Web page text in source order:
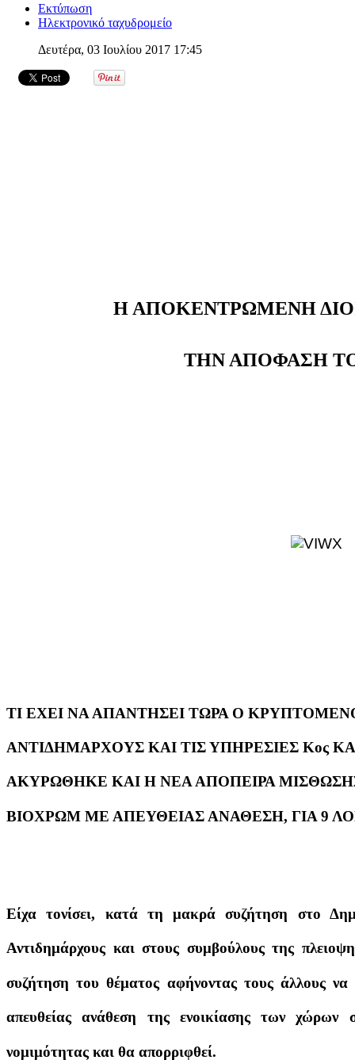
Εκτύπωση
Ηλεκτρονικό ταχυδρομείο
Δευτέρα, 03 Ιουλίου 2017 17:45
Η ΑΠΟΚΕΝΤΡΩΜΕΝΗ
ΤΗΝ ΑΠΟΦΑΣΗ
ΤΙ ΕΧΕΙ ΝΑ ΑΠΑΝΤΗΣΕΙ ΤΩΡΑ Ο
ΑΝΤΙΔΗΜΑΡΧΟΥΣ ΚΑΙ ΤΙΣ ΥΠΗΡΕΣΙΕΣ Κος
ΑΚΥΡΩΘΗΚΕ ΚΑΙ Η ΝΕΑ ΑΠΟΠΕΙΡΑ
ΒΙΟΧΡΩΜ ΜΕ ΑΠΕΥΘΕΙΑΣ ΑΝΑΘΕΣΗ, ΓΙΑ 9
Είχα τονίσει, κατά τη μακρά συζήτηση στο
Αντιδημάρχους και στους συμβούλους της
συζήτηση του θέματος αφήνοντας τους άλλους
απευθείας ανάθεση της ενοικίασης των
νομιμότητας και θα απορριφθεί.